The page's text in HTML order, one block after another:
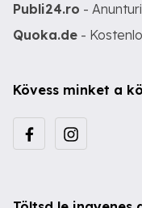
Publi24.ro -
Quoka.de -
Kövess minket a